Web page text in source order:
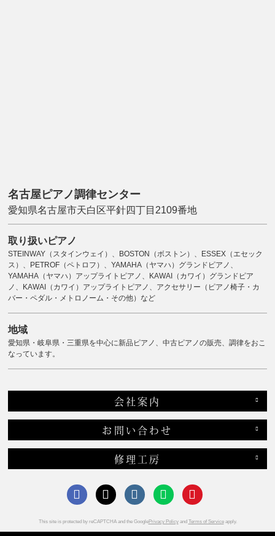
名古屋ピアノ調律センター
愛知県名古屋市天白区平針四丁目2109番地
取り扱いピアノ
STEINWAY（スタインウェイ）、BOSTON（ボストン）、ESSEX（エセック
ス）、PETROF（ペトロフ）、YAMAHA（ヤマハ）グランドピアノ、
YAMAHA（ヤマハ）アップライトピアノ、KAWAI（カワイ）グランドピア
ノ、KAWAI（カワイ）アップライトピアノ、アクセサリー（ピアノ椅子・カ
バー・ペダル・メトロノーム・その他）など
地域
愛知県・岐阜県・三重県を中心に新品ピアノ、中古ピアノの販売、調律をおこ
なっています。
会社案内
お問い合わせ
修理工房
This site is protected by reCAPTCHA and the GooglePrivacy Policyand Terms of Serviceapply.